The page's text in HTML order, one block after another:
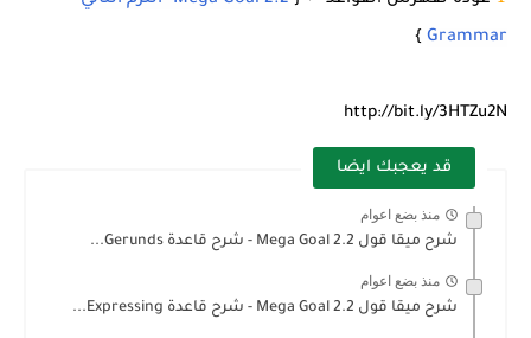
Grammar
}
http://bit.ly/3HTZu2N
قد يعجبك ايضا
منذ بضع اعوام
شرح ميقا قول 2.2 Mega Goal - شرح قاعدة Gerunds...
منذ بضع اعوام
شرح ميقا قول 2.2 Mega Goal - شرح قاعدة Expressing...